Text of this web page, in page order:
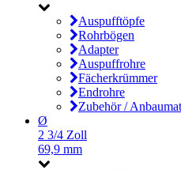
Auspufftöpfe
Rohrbögen
Adapter
Auspuffrohre
Fächerkrümmer
Endrohre
Zubehör /
Ø
2 3/4 Zoll
69,9 mm